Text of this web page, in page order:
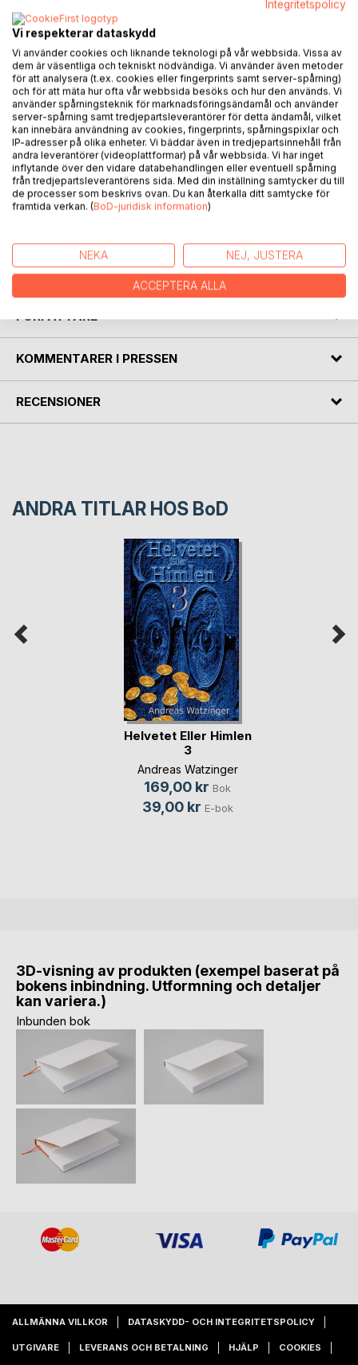
1 miljon (1000000) sålda närmar sig med Helvetet Eller
Himlen 2 och som är den andra boken i trilogin som är en
mindre succe!
Jan dör och får välja att fortsätta sitt liv i helvetet eller i
himlen. Djävulen och ängeln förklarar vilka regler som gäller
i deras värld. Han väljer helvetet och märker snart att allt
inte är som han hade tänkt sig och inser att djävulen inte har
berättat allt. Jan ångrar sitt val och beslutar att försöka
komma ifrån helvetet.
en rolig och spännande resa och du som läsare kommer
inte att bli besviken!!!
FÖRFATTARE
KOMMENTARER I PRESSEN
RECENSIONER
ANDRA TITLAR HOS BoD
Helvetet Eller Himlen
3
Andreas Watzinger
169,00 kr Bok
39,00 kr E-bok
3D-visning av produkten (exempel baserat på
bokens inbindning. Utformning och detaljer
kan variera.)
Inbunden bok
ALLMÄNNA VILLKOR DATASKYDD- OCH INTEGRITETSPOLICY
UTGIVARE LEVERANS OCH BETALNING HJÄLP COOKIES
Integritetspolicy
Vi respekterar dataskydd
Vi använder cookies och liknande teknologi på vår webbsida. Vissa av
dem är väsentliga och tekniskt nödvändiga. Vi använder även metoder
för att analysera (t.ex. cookies eller fingerprints samt server-spårning)
och för att mäta hur ofta vår webbsida besöks och hur den används. Vi
använder spårningsteknik för marknadsföringsändamål och använder
server-spårning samt tredjepartsleverantörer för detta ändamål, vilket
kan innebära användning av cookies, fingerprints, spårningspixlar och
IP-adresser på olika enheter. Vi bäddar även in tredjepartsinnehåll från
andra leverantörer (videoplattformar) på vår webbsida. Vi har inget
inflytande över den vidare databehandlingen eller eventuell spårning
från tredjepartsleverantörens sida. Med din inställning samtycker du till
de processer som beskrivs ovan. Du kan återkalla ditt samtycke för
framtida verkan. (BoD-juridisk information)
NEKA NEJ, JUSTERA
ACCEPTERA ALLA